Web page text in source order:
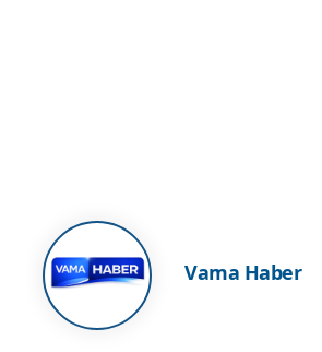
Vama Haber